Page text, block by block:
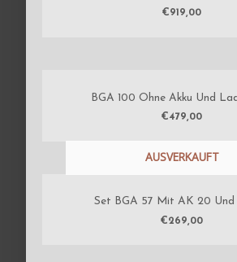
€919,00
BGA 100 Ohne Akku Und
€479,00
AUSVERKAUFT
Set BGA 57 Mit AK 20 Und
€269,00